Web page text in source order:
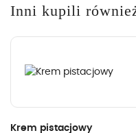
Inni kupili
Krem pistacjowy